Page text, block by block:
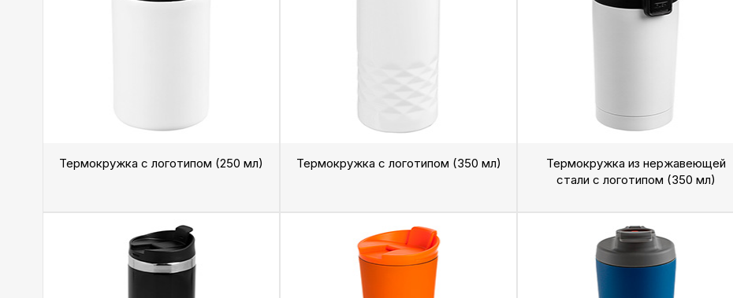
Термокружка с логотипом (250 мл) Термокружка с логотипом (350 мл)
Термокружка из нержавеющей
стали с логотипом (350 мл)